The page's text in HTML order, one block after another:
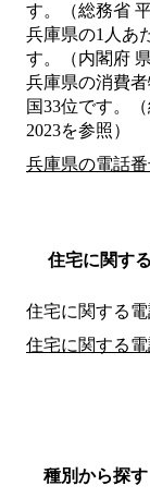
す。（総務省
兵庫県の1人あ
す。（内閣府
兵庫県の消費
国33位です。
2023を参照）
兵庫県の電話
住宅に関す
住宅に関する電
住宅に関する
種別から探す